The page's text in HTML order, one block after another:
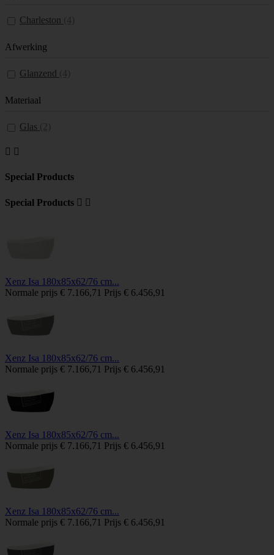
Charleston
Afwerking
Glanzend
Materiaal
Glas
 
Special Products
Special Products  
Xenz Isa 180x85x62/76 cm...
Normale prijs € 7.166,71 Prijs € 6.456,91
Xenz Isa 180x85x62/76 cm...
Normale prijs € 7.166,71 Prijs € 6.456,91
Xenz Isa 180x85x62/76 cm...
Normale prijs € 7.166,71 Prijs € 6.456,91
Xenz Isa 180x85x62/76 cm...
Normale prijs € 7.166,71 Prijs € 6.456,91